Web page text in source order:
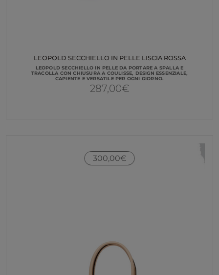
LEOPOLD SECCHIELLO IN PELLE LISCIA ROSSA
LEOPOLD SECCHIELLO IN PELLE DA PORTARE A SPALLA E
TRACOLLA CON CHIUSURA A COULISSE, DESIGN ESSENZIALE,
CAPIENTE E VERSATILE PER OGNI GIORNO.
287,00€
300,00€